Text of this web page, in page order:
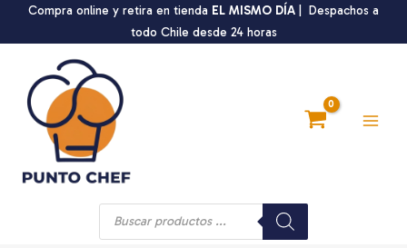
Compra online y retira en tienda EL MISMO DÍA | Despachos a
todo Chile desde 24 horas
Búsqueda
productos